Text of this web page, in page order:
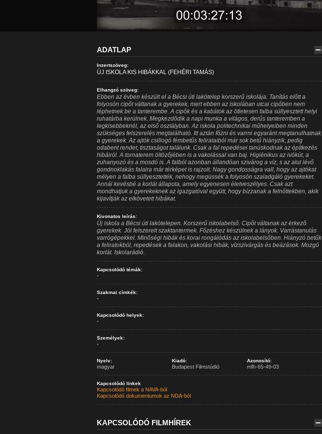
ADATLAP
Inzertszöveg:
ÚJ ISKOLA KIS HIBÁKKAL (FEHÉRI TAMÁS)
Elhangzó szöveg:
Ebben az évben készült el a Bécsi úti lakótelep korszerű iskolája. Tanítás előtt a
folyosón cipőt váltanak a gyerekek, mert ebben az iskolában utcai cipőben nem
léphetnek be a tanterembe. A cipők és a kabátok az ötletesen falba süllyesztett helyi
ruhatárba kerülnek. Megkezdődik a napi munka a világos, derűs tanteremben a
legkisebbeknél, az első osztályban. Az iskola politechnikai műhelyeiben minden
szükséges felszerelés megtalálható. Itt aztán főzni és varrni egyaránt megtanulhatnak
a gyerekek. Az ajtók csillogó fémbetűs felirataiból már sok betű hiányzik, pedig
odabent rendet, tisztaságot találunk. Csak a fal repedései tanúskodnak az építkezés
hibáiról. A tornaterem öltözőjében is a vakolással van baj. Higiénikus az ivókút, a
zuhanyozó és a mosdó is. A falból azonban állandóan szivárog a víz, s az alul lévő
gondnoklakás falaira már térképet is rajzolt. Nagy gondosságra vall, hogy az ajtókat
mélyen a falba süllyesztették, nehogy megüssék a folyosón szaladgáló gyerekeket.
Annál kevésbé a korlát állapota, amely egyenesen életveszélyes. Csak azt
mondhatjuk a gyerekeknek az igazgatóval együtt, hogy bízzanak a felnőttekben, akik
kijavítják az elkövetett hibákat.
Kivonatos leírás:
Új iskola a Bécsi úti lakótelepen. Korszerű iskolabelső. Cipőt váltanak az érkező
gyerekek. Jól felszerelt szaktantermek. Főzéshez készülnek a lányok. Varrástanulás
varrógépekkel. Minőségi hibák és korai rongálódás az iskolabelsőben. Hiányzó betűk
a feliratokból, repedések a falakon, vakolási hibák, vízszivárgás és beázások. Mozgó
korlát. Iskolarádió.
Kapcsolódó témák:
-
Szakmai címkék:
-
Kapcsolódó helyek:
-
Személyek:
-
Nyelv:
magyar
Kiadó:
Budapest Filmstúdió
Azonosító:
mfh-65-49-03
Kapcsolódó linkek
Kapcsolódó filmek a NAVA-ból
Kapcsolódó dokumentumok az NDA-ból
KAPCSOLÓDÓ FILMHÍREK